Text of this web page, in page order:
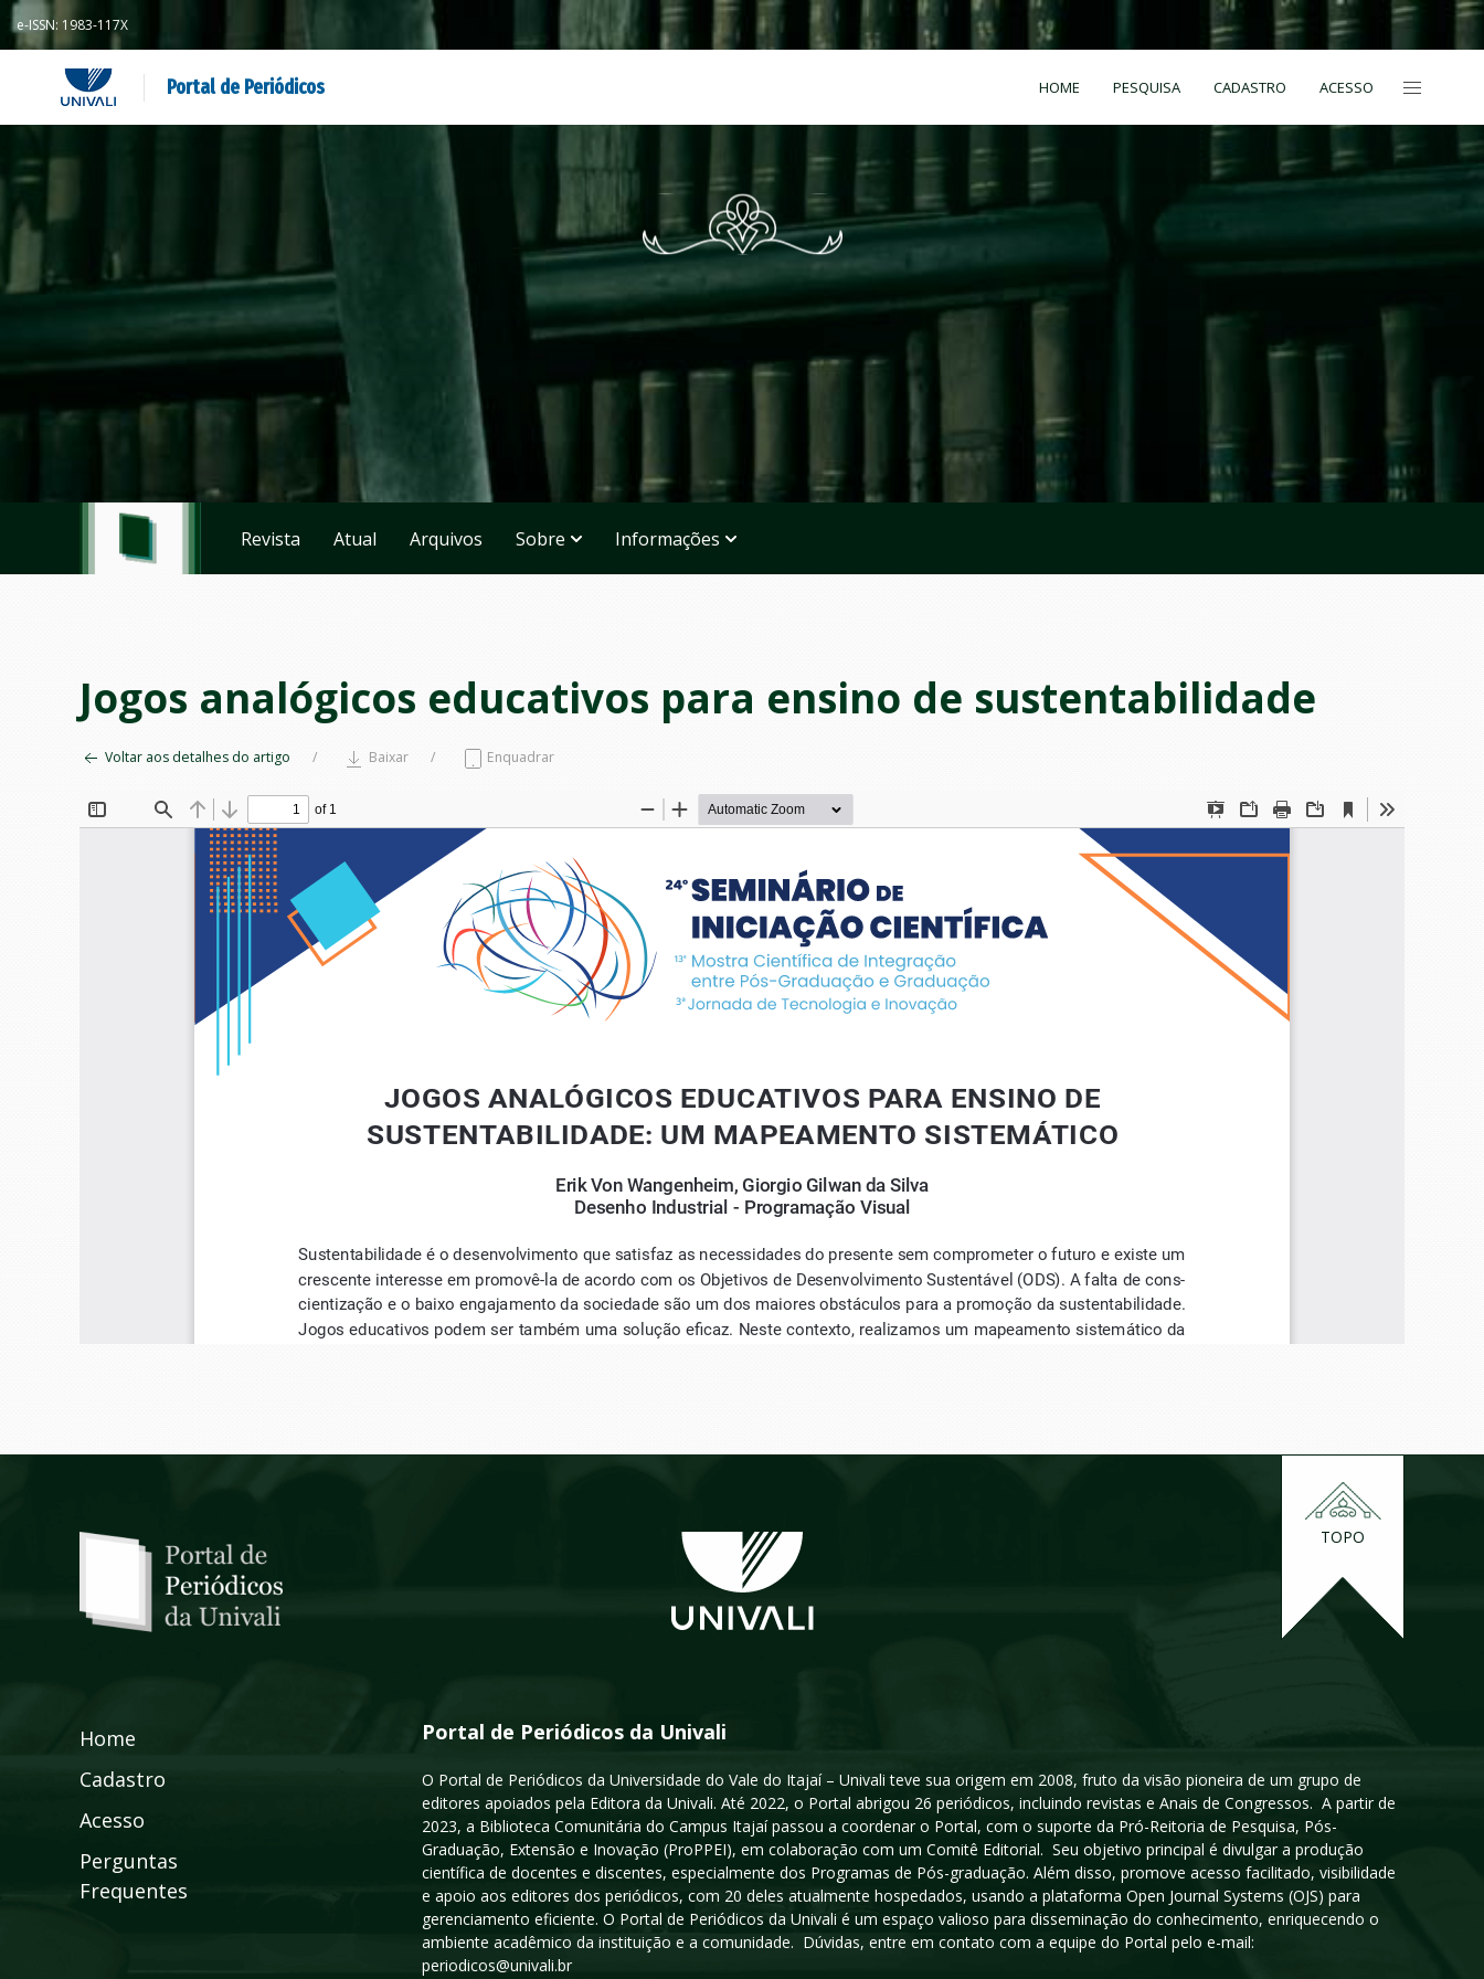
e-ISSN: 1983-117X
Portal de Periódicos HOME PESQUISA CADASTRO ACESSO
Revista Atual Arquivos Sobre Informações
Jogos analógicos educativos para ensino de sustentabilidade
Voltar aos detalhes do artigo Baixar Enquadrar
TOPO
Home
Cadastro
Acesso
Perguntas
Frequentes
Portal de Periódicos da Univali
O Portal de Periódicos da Universidade do Vale do Itajaí – Univali teve sua origem em 2008, fruto da visão pioneira de um grupo de
editores apoiados pela Editora da Univali. Até 2022, o Portal abrigou 26 periódicos, incluindo revistas e Anais de Congressos. A partir de
2023, a Biblioteca Comunitária do Campus Itajaí passou a coordenar o Portal, com o suporte da Pró-Reitoria de Pesquisa, Pós-
Graduação, Extensão e Inovação (ProPPEI), em colaboração com um Comitê Editorial. Seu objetivo principal é divulgar a produção
científica de docentes e discentes, especialmente dos Programas de Pós-graduação. Além disso, promove acesso facilitado, visibilidade
e apoio aos editores dos periódicos, com 20 deles atualmente hospedados, usando a plataforma Open Journal Systems (OJS) para
gerenciamento eficiente. O Portal de Periódicos da Univali é um espaço valioso para disseminação do conhecimento, enriquecendo o
ambiente acadêmico da instituição e a comunidade. Dúvidas, entre em contato com a equipe do Portal pelo e-mail:
periodicos@univali.br